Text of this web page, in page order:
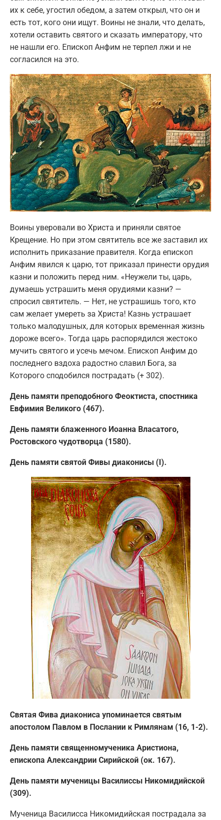
их к себе, угостил обедом, а затем открыл, что он и
есть тот, кого они ищут. Воины не знали, что делать,
хотели оставить святого и сказать императору, что
не нашли его. Епископ Анфим не терпел лжи и не
согласился на это.
Воины уверовали во Христа и приняли святое
Крещение. Но при этом святитель все же заставил их
исполнить приказание правителя. Когда епископ
Анфим явился к царю, тот приказал принести орудия
казни и положить перед ним. «Неужели ты, царь,
думаешь устрашить меня орудиями казни? —
спросил святитель. — Нет, не устрашишь того, кто
сам желает умереть за Христа! Казнь устрашает
только малодушных, для которых временная жизнь
дороже всего». Тогда царь распорядился жестоко
мучить святого и усечь мечом. Епископ Анфим до
последнего вздоха радостно славил Бога, за
Которого сподобился пострадать (+ 302).
День памяти преподобного Феоктиста, спостника
Евфимия Великого (467).
День памяти блаженного Иоанна Власатого,
Ростовского чудотворца (1580).
День памяти святой Фивы диаконисы (I).
Святая Фива диакониса упоминается святым
апостолом Павлом в Послании к Римлянам (16, 1-2).
День памяти священномученика Аристиона,
епископа Александрии Сирийской (ок. 167).
День памяти мученицы Василиссы Никомидийской
(309).
Мученица Василисса Никомидийская пострадала за